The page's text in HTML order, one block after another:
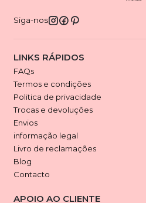
Siga-nos
LINKS RÁPIDOS
FAQs
Termos e condições
Politica de privacidade
Trocas e devoluções
Envios
informação legal
Livro de reclamações
Blog
Contacto
APOIO AO CLIENTE